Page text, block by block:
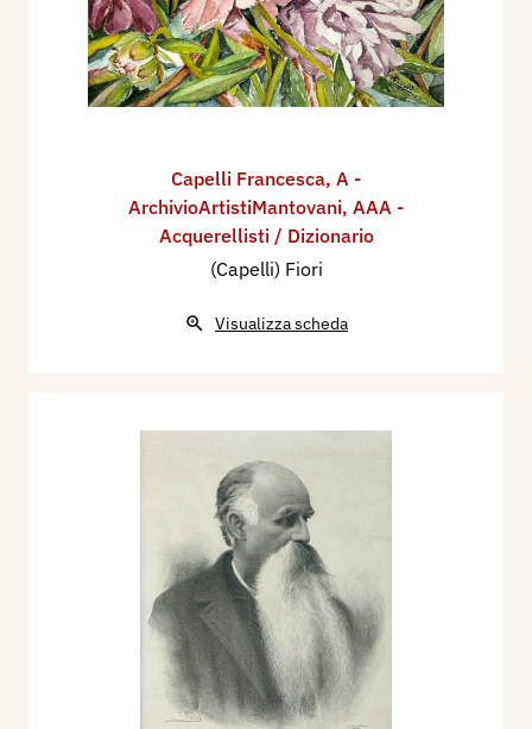
Capelli Francesca, A -
ArchivioArtistiMantovani, AAA -
Acquerellisti / Dizionario
(Capelli) Fiori
Visualizza scheda